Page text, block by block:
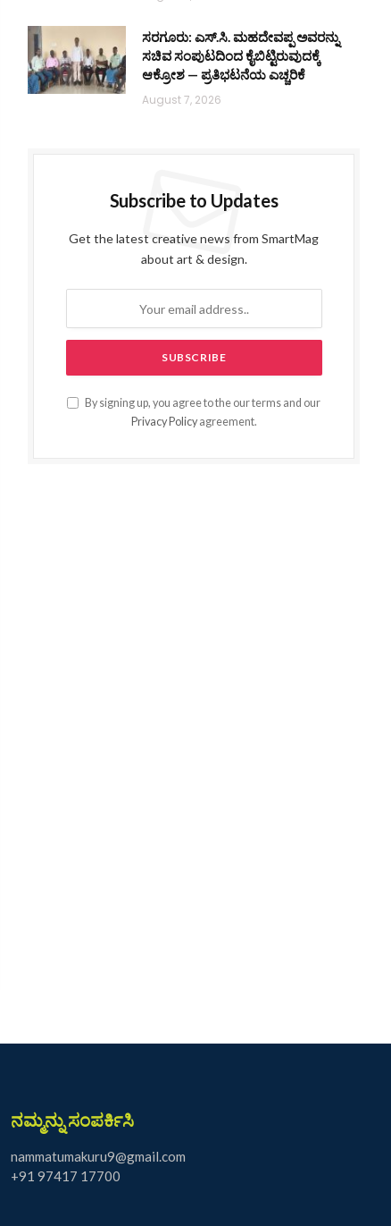
ಸರಗೂರು: ಎಸ್.ಸಿ. ಮಹದೇವಪ್ಪ ಅವರನ್ನು
ಸಚಿವ ಸಂಪುಟದಿಂದ ಕೈಬಿಟ್ಟಿರುವುದಕ್ಕೆ
ಆಕ್ರೋಶ — ಪ್ರತಿಭಟನೆಯ ಎಚ್ಚರಿಕೆ
August 7, 2026
Subscribe to Updates
Get the latest creative news from SmartMag
about art & design.
By signing up, you agree to the our terms and our
Privacy Policyagreement.
ನಮ್ಮನ್ನು ಸಂಪರ್ಕಿಸಿ
nammatumakuru9@gmail.com
+91 97417 17700